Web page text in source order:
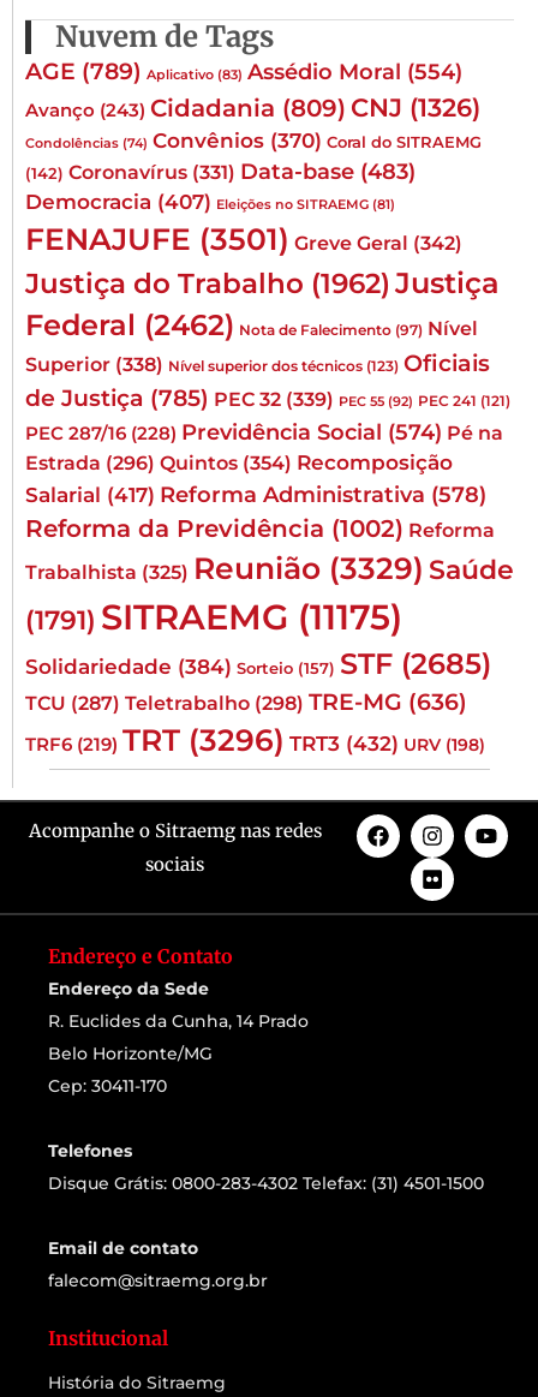
Nuvem de Tags
AGE (789) Aplicativo (83) Assédio Moral (554)
Avanço (243) Cidadania (809) CNJ (1326)
Condolências (74) Convênios (370) Coral do SITRAEMG
(142) Coronavírus (331) Data-base (483)
Democracia (407) Eleições no SITRAEMG (81)
FENAJUFE (3501) Greve Geral (342)
Justiça do Trabalho (1962) Justiça
Federal (2462) Nota de Falecimento (97) Nível
Superior (338) Nível superior dos técnicos (123) Oficiais
de Justiça (785) PEC 32 (339) PEC 55 (92) PEC 241 (121)
PEC 287/16 (228) Previdência Social (574) Pé na
Estrada (296) Quintos (354) Recomposição
Salarial (417) Reforma Administrativa (578)
Reforma da Previdência (1002) Reforma
Trabalhista (325) Reunião (3329) Saúde
(1791) SITRAEMG (11175)
Solidariedade (384) Sorteio (157) STF (2685)
TCU (287) Teletrabalho (298) TRE-MG (636)
TRF6 (219) TRT (3296) TRT3 (432) URV (198)
Acompanhe o Sitraemg nas redes
sociais
Endereço e Contato
Endereço da Sede
R. Euclides da Cunha, 14 Prado
Belo Horizonte/MG
Cep: 30411-170
Telefones
Disque Grátis: 0800-283-4302 Telefax: (31) 4501-1500
Email de contato
falecom@sitraemg.org.br
Institucional
História do Sitraemg